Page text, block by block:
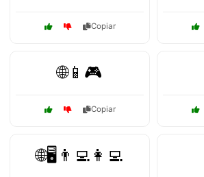
Copiar
🌐📱🎮
Copiar
🌐🖥️👨‍💻👩‍💻